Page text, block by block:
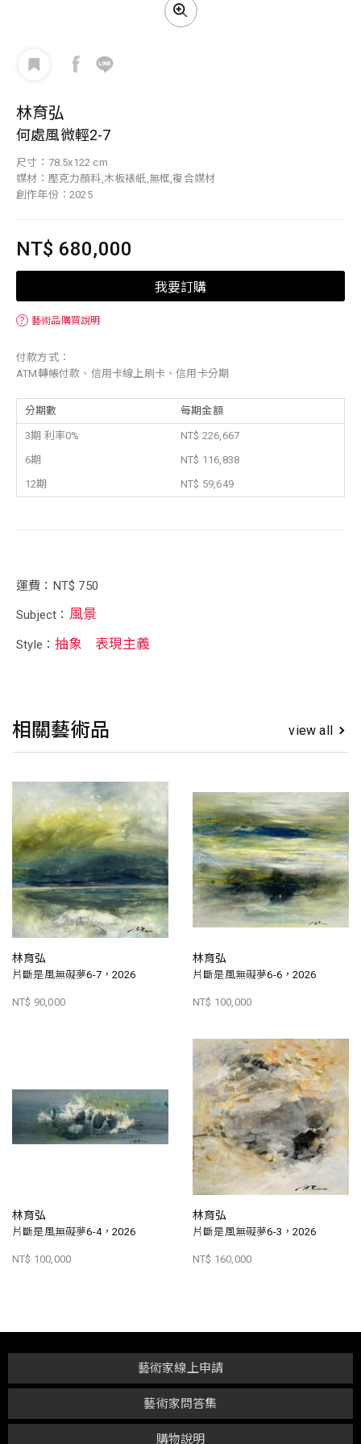
林育弘
何處風微輕2-7
尺寸：78.5x122 cm
媒材：壓克力顏料,木板裱紙,無框,複合媒材
創作年份：2025
NT$ 680,000
我要訂購
？ 藝術品購買說明
付款方式：
ATM轉帳付款、信用卡線上刷卡、信用卡分期
分期數 每期金額
3期 利率0%
NT$ 226,667
6期
NT$ 116,838
12期
NT$ 59,649
運費：NT$ 750
Subject： 風景
Style：抽象 表現主義
相關藝術品 view all
林育弘
片斷是風無礙夢6-7，2026
NT$ 90,000
林育弘
片斷是風無礙夢6-6，2026
NT$ 100,000
林育弘
片斷是風無礙夢6-4，2026
NT$ 100,000
林育弘
片斷是風無礙夢6-3，2026
NT$ 160,000
購物說明
藝術家問答集
藝術家線上申請